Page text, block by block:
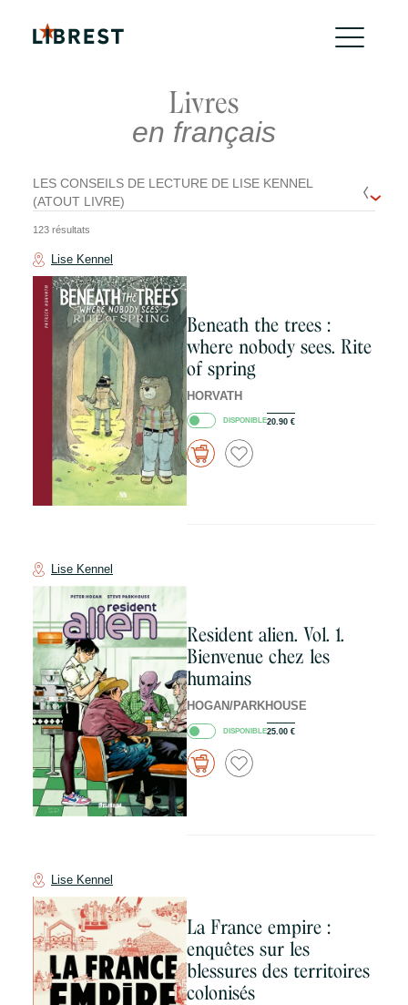
Livres
en français
LES CONSEILS DE LECTURE DE LISE KENNEL
(ATOUT LIVRE)
123 résultats
Lise Kennel
Beneath the trees :
where nobody sees. Rite
of spring
HORVATH
DISPONIBLE20.90 €
Lise Kennel
Resident alien. Vol. 1.
Bienvenue chez les
humains
HOGAN/PARKHOUSE
DISPONIBLE25.00 €
Lise Kennel
La France empire :
enquêtes sur les
blessures des territoires
colonisés